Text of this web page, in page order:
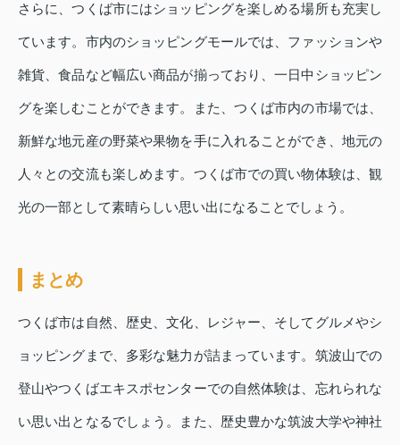
さらに、つくば市にはショッピングを楽しめる場所も充実し
ています。市内のショッピングモールでは、ファッションや
雑貨、食品など幅広い商品が揃っており、一日中ショッピン
グを楽しむことができます。また、つくば市内の市場では、
新鮮な地元産の野菜や果物を手に入れることができ、地元の
人々との交流も楽しめます。つくば市での買い物体験は、観
光の一部として素晴らしい思い出になることでしょう。
まとめ
つくば市は自然、歴史、文化、レジャー、そしてグルメやシ
ョッピングまで、多彩な魅力が詰まっています。筑波山での
登山やつくばエキスポセンターでの自然体験は、忘れられな
い思い出となるでしょう。また、歴史豊かな筑波大学や神社